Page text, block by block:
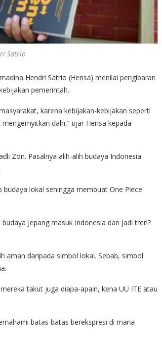
Satrio
Hendri Satrio (Hensa) menilai pengibaran
pemerintah.
karena kebijakan-kebijakan seperti
dahi,” ujar Hensa kepada
Zon. Pasalnya alih-alih budaya Indonesia
lokal sehingga membuat One Piece
Jepang masuk Indonesia dan jadi tren?
aman daripada simbol lokal. Sebab, simbol
takut juga diapa-apain, kena UU ITE atau
batas-batas berekspresi di mana